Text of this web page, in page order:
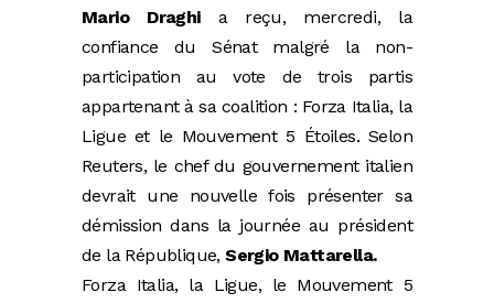
Mario Draghia reçu, mercredi, la
confiance du Sénat malgré la non-
participation au vote de trois partis
appartenant à sa coalition : Forza Italia, la
Ligue et le Mouvement 5 Étoiles. Selon
Reuters, le chef du gouvernement italien
devrait une nouvelle fois présenter sa
démission dans la journée au président
de la République,Sergio Mattarella.
Forza Italia, la Ligue, le Mouvement 5